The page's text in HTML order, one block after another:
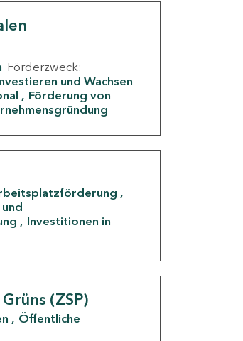
Förderzweck:
und Wachsen
Förderung von
Investitionen in
(ZSP)
Öffentliche